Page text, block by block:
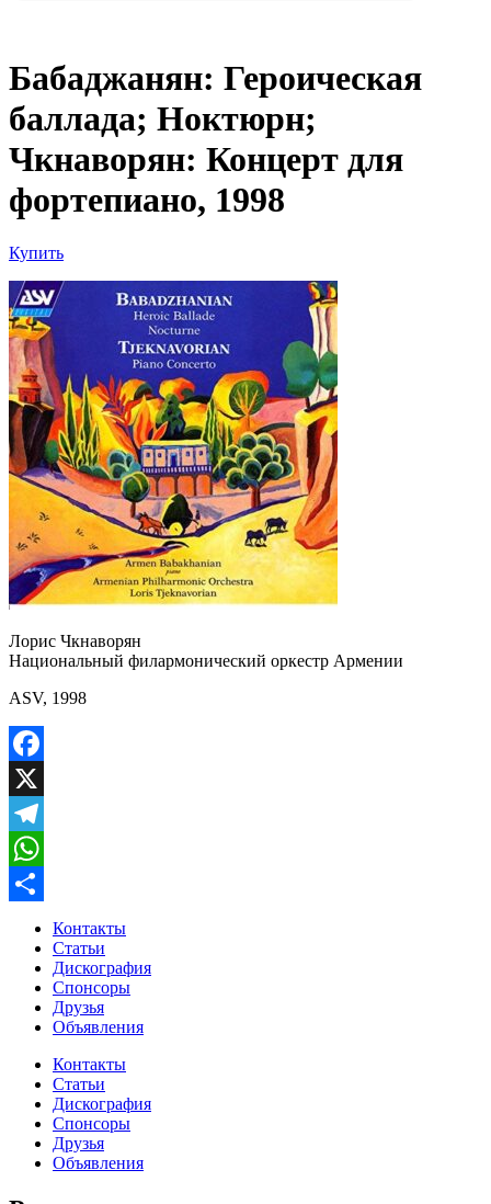
Бабаджанян: Героическая
баллада; Ноктюрн;
Чкнаворян: Концерт для
фортепиано, 1998
Купить
Лорис Чкнаворян
Национальный филармонический оркестр Армении
ASV, 1998
Facebook
X
Telegram
WhatsApp
Отправить
Контакты
Статьи
Дискография
Спонсоры
Друзья
Объявления
Контакты
Статьи
Дискография
Спонсоры
Друзья
Объявления